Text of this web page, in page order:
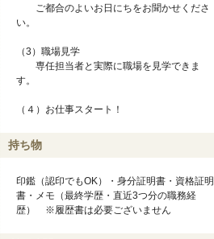
ご都合のよいお日にちをお聞かせくださ
い。
（3）職場見学
専任担当者と実際に職場を見学できま
す。
（４）お仕事スタート！
持ち物
印鑑（認印でもOK）・身分証明書・資格証明
書・メモ（最終学歴・直近3つ分の職務経
歴） ※履歴書は必要ございません